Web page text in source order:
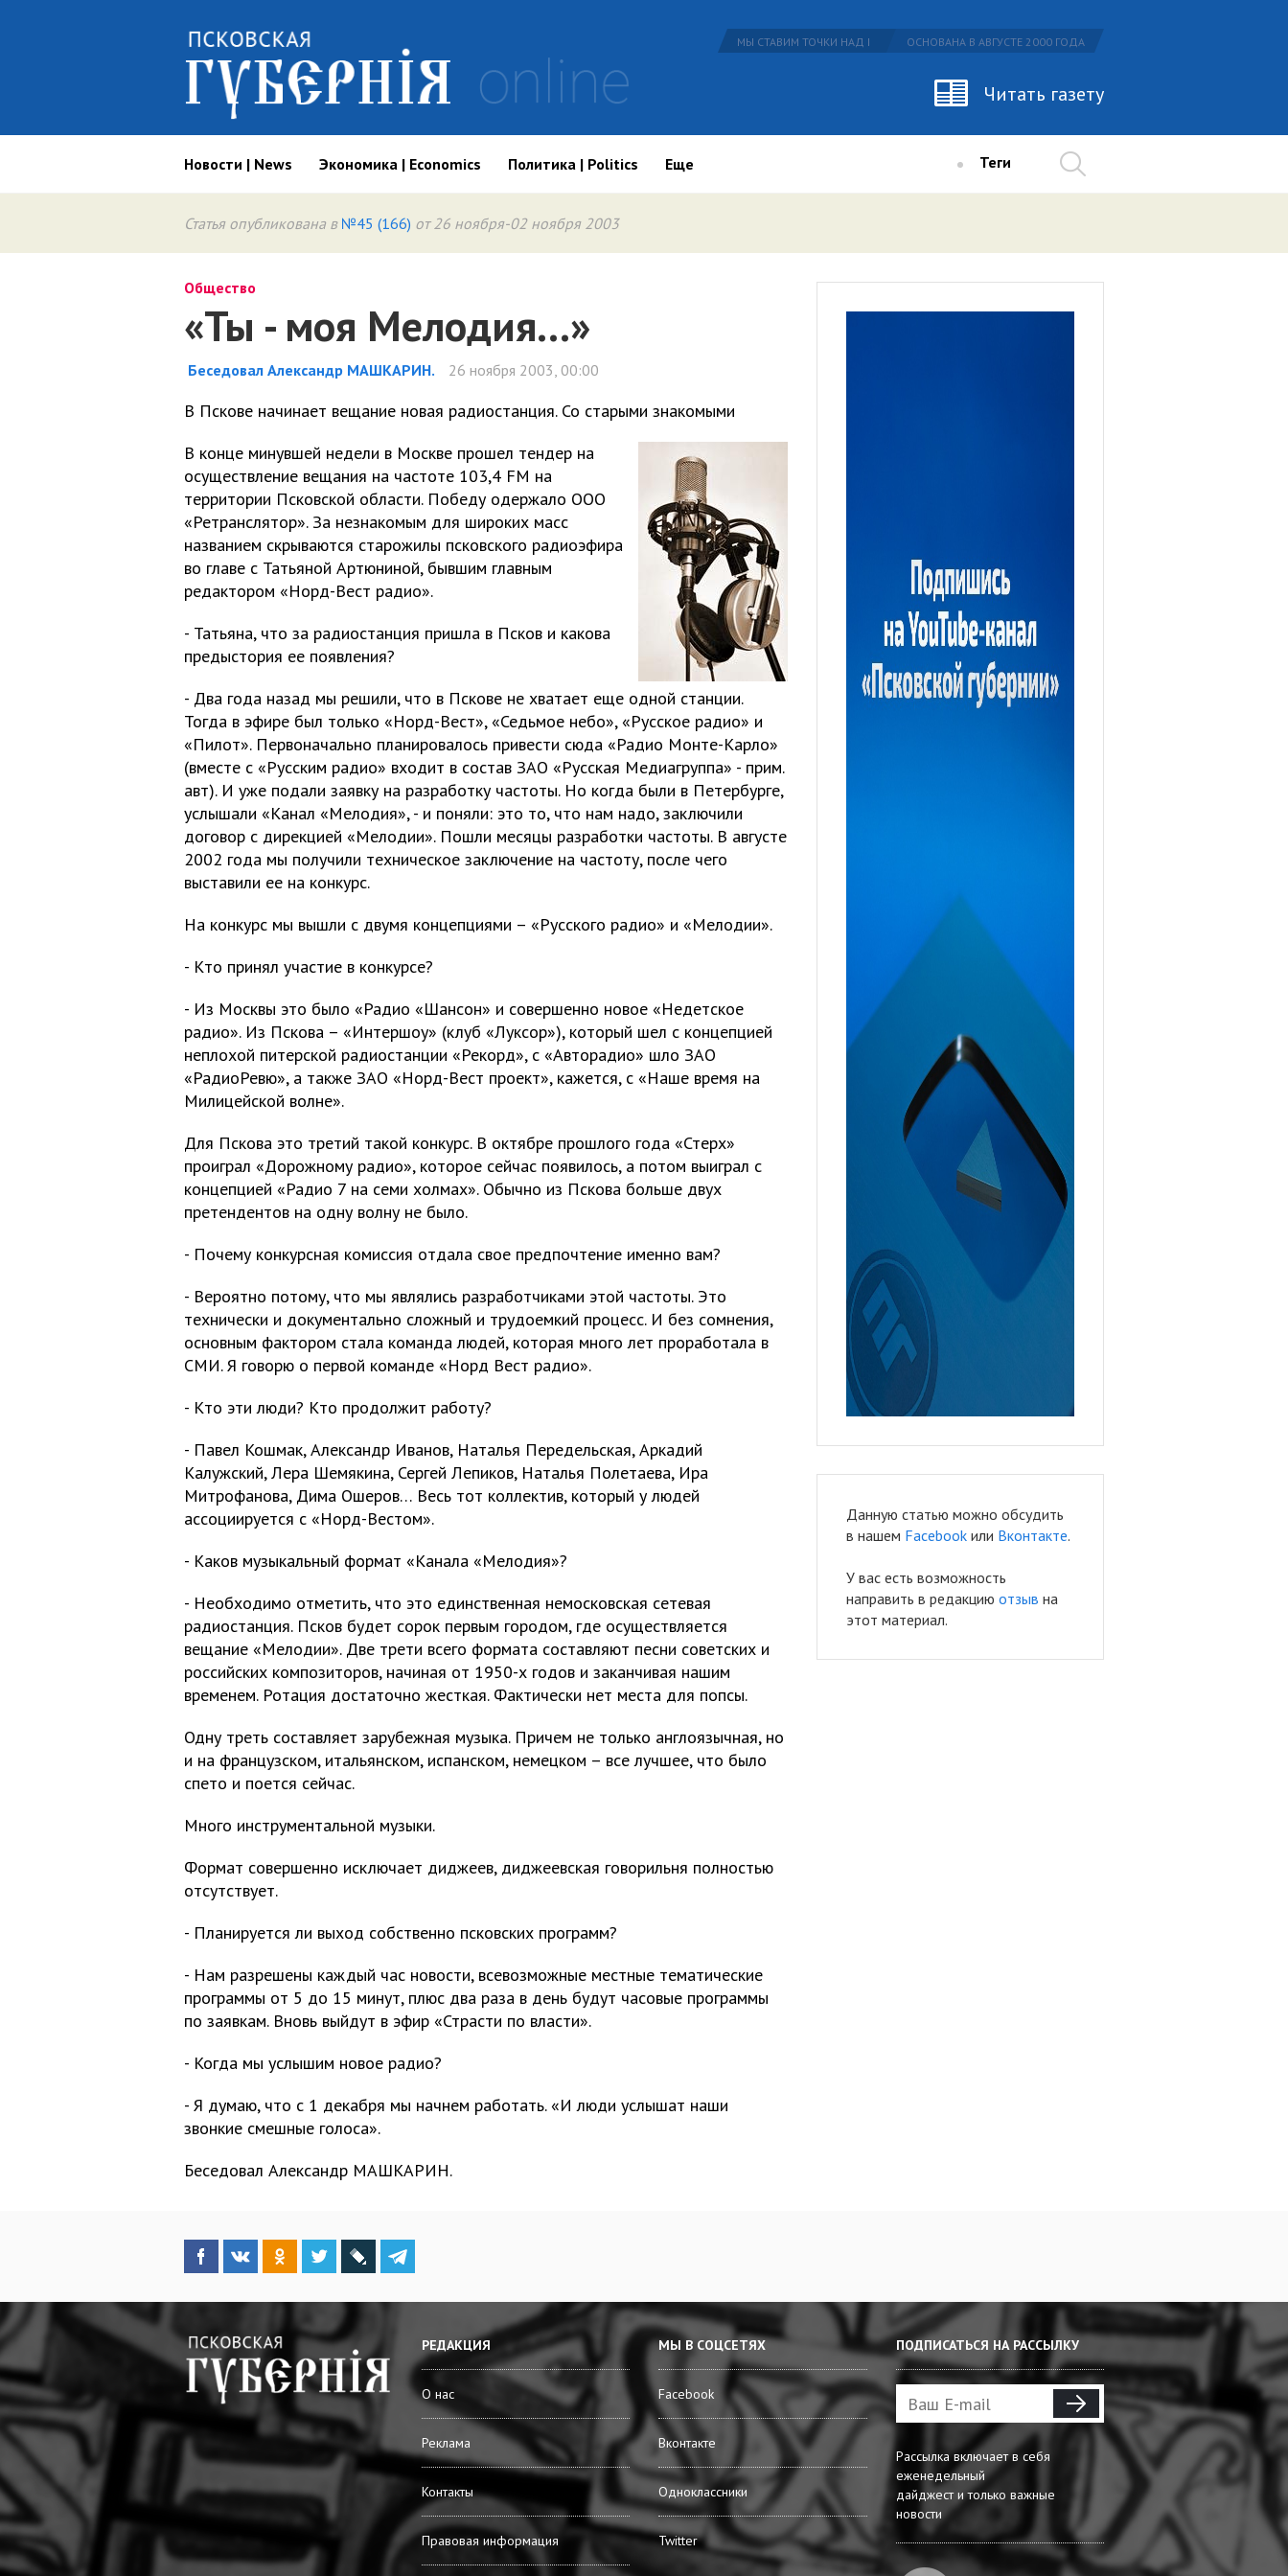
МЫ СТАВИМ ТОЧКИ НАД I ОСНОВАНА В АВГУСТЕ 2000 ГОДА
Читать газету
Новости | News Экономика | Economics Политика | Politics Еще Теги
Статья опубликована в №45 (166) от 26 ноября-02 ноября 2003
Общество
«Ты - моя Мелодия…»
Беседовал Александр МАШКАРИН. 26 ноября 2003, 00:00
В Пскове начинает вещание новая радиостанция. Со старыми знакомыми
В конце минувшей недели в Москве прошел тендер на
осуществление вещания на частоте 103,4 FM на
территории Псковской области. Победу одержало ООО
«Ретранслятор». За незнакомым для широких масс
названием скрываются старожилы псковского радиоэфира
во главе с Татьяной Артюниной, бывшим главным
редактором «Норд-Вест радио».
- Татьяна, что за радиостанция пришла в Псков и какова
предыстория ее появления?
- Два года назад мы решили, что в Пскове не хватает еще одной станции.
Тогда в эфире был только «Норд-Вест», «Седьмое небо», «Русское радио» и
«Пилот». Первоначально планировалось привести сюда «Радио Монте-Карло»
(вместе с «Русским радио» входит в состав ЗАО «Русская Медиагруппа» - прим.
авт). И уже подали заявку на разработку частоты. Но когда были в Петербурге,
услышали «Канал «Мелодия», - и поняли: это то, что нам надо, заключили
договор с дирекцией «Мелодии». Пошли месяцы разработки частоты. В августе
2002 года мы получили техническое заключение на частоту, после чего
выставили ее на конкурс.
На конкурс мы вышли с двумя концепциями – «Русского радио» и «Мелодии».
- Кто принял участие в конкурсе?
- Из Москвы это было «Радио «Шансон» и совершенно новое «Недетское
радио». Из Пскова – «Интершоу» (клуб «Луксор»), который шел с концепцией
неплохой питерской радиостанции «Рекорд», с «Авторадио» шло ЗАО
«РадиоРевю», а также ЗАО «Норд-Вест проект», кажется, с «Наше время на
Милицейской волне».
Для Пскова это третий такой конкурс. В октябре прошлого года «Стерх»
проиграл «Дорожному радио», которое сейчас появилось, а потом выиграл с
концепцией «Радио 7 на семи холмах». Обычно из Пскова больше двух
претендентов на одну волну не было.
- Почему конкурсная комиссия отдала свое предпочтение именно вам?
- Вероятно потому, что мы являлись разработчиками этой частоты. Это
технически и документально сложный и трудоемкий процесс. И без сомнения,
основным фактором стала команда людей, которая много лет проработала в
СМИ. Я говорю о первой команде «Норд Вест радио».
- Кто эти люди? Кто продолжит работу?
- Павел Кошмак, Александр Иванов, Наталья Передельская, Аркадий
Калужский, Лера Шемякина, Сергей Лепиков, Наталья Полетаева, Ира
Митрофанова, Дима Ошеров… Весь тот коллектив, который у людей
ассоциируется с «Норд-Вестом».
- Каков музыкальный формат «Канала «Мелодия»?
- Необходимо отметить, что это единственная немосковская сетевая
радиостанция. Псков будет сорок первым городом, где осуществляется
вещание «Мелодии». Две трети всего формата составляют песни советских и
российских композиторов, начиная от 1950-х годов и заканчивая нашим
временем. Ротация достаточно жесткая. Фактически нет места для попсы.
Одну треть составляет зарубежная музыка. Причем не только англоязычная, но
и на французском, итальянском, испанском, немецком – все лучшее, что было
спето и поется сейчас.
Много инструментальной музыки.
Формат совершенно исключает диджеев, диджеевская говорильня полностью
отсутствует.
- Планируется ли выход собственно псковских программ?
- Нам разрешены каждый час новости, всевозможные местные тематические
программы от 5 до 15 минут, плюс два раза в день будут часовые программы
по заявкам. Вновь выйдут в эфир «Страсти по власти».
- Когда мы услышим новое радио?
- Я думаю, что с 1 декабря мы начнем работать. «И люди услышат наши
звонкие смешные голоса».
Беседовал Александр МАШКАРИН.
Данную статью можно обсудить
в нашем Facebook или Вконтакте.
У вас есть возможность
направить в редакцию отзыв на
этот материал.
РЕДАКЦИЯ
О нас
Реклама
Контакты
Правовая информация
МЫ В СОЦСЕТЯХ
Facebook
Вконтакте
Одноклассники
Twitter
ПОДПИСАТЬСЯ НА РАССЫЛКУ
Рассылка включает в себя
еженедельный
дайджест и только важные
новости